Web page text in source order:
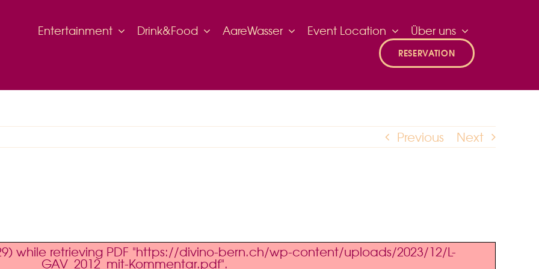
Entertainment Drink&Food AareWasser Event Location Über uns
RESERVATION
Previous Next
while retrieving PDF "https://divino-bern.ch/wp-content/uploads/2023/12/L-
GAV_2012_mit-Kommentar.pdf".